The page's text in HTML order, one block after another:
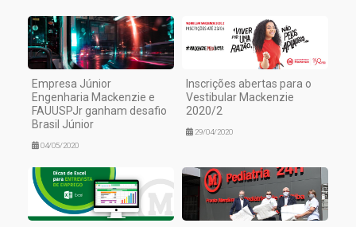
Empresa Júnior
Engenharia Mackenzie e
FAUUSPJr ganham desafio
Brasil Júnior
04/05/2020
Inscrições abertas para o
Vestibular Mackenzie
2020/2
29/04/2020